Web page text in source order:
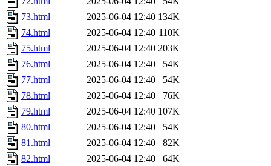
73.html
2025-06-04 12:40 134K
74.html
2025-06-04 12:40 110K
75.html
2025-06-04 12:40 203K
76.html
2025-06-04 12:40
54K
77.html
2025-06-04 12:40
54K
78.html
2025-06-04 12:40
76K
79.html
2025-06-04 12:40 107K
80.html
2025-06-04 12:40
54K
81.html
2025-06-04 12:40
82K
82.html
2025-06-04 12:40
64K